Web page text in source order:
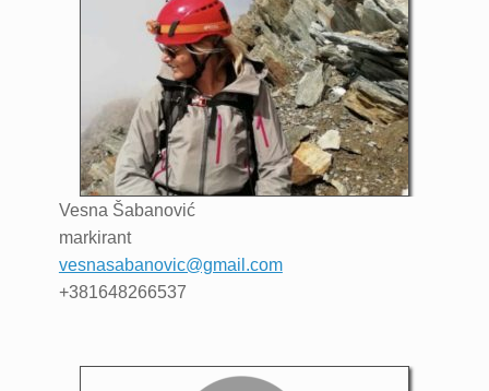
Vesna Šabanović
markirant
vesnasabanovic@gmail.com
+381648266537